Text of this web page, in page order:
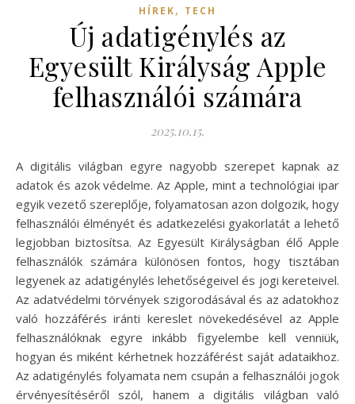
HÍREK, TECH
Új adatigénylés az
Egyesült Királyság Apple
felhasználói számára
2025.10.15.
A digitális világban egyre nagyobb szerepet kapnak az
adatok és azok védelme. Az Apple, mint a technológiai ipar
egyik vezető szereplője, folyamatosan azon dolgozik, hogy
felhasználói élményét és adatkezelési gyakorlatát a lehető
legjobban biztosítsa. Az Egyesült Királyságban élő Apple
felhasználók számára különösen fontos, hogy tisztában
legyenek az adatigénylés lehetőségeivel és jogi kereteivel.
Az adatvédelmi törvények szigorodásával és az adatokhoz
való hozzáférés iránti kereslet növekedésével az Apple
felhasználóknak egyre inkább figyelembe kell venniük,
hogyan és miként kérhetnek hozzáférést saját adataikhoz.
Az adatigénylés folyamata nem csupán a felhasználói jogok
érvényesítéséről szól, hanem a digitális világban való